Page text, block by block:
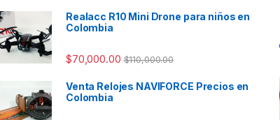
Realacc R10 Mini Drone para niños en
Colombia
$70,000.00 $110,000.00
Venta Relojes NAVIFORCE Precios en
Colombia